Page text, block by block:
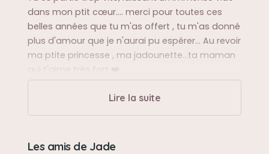
dans mon ptit cœur.... merci pour toutes ces
belles années que tu m'as offert , tu m'as donné
plus d'amour que je n'aurai pu espérer... Au revoir
ma ptite princesse , ma jadounette...ta maman
qui t'aime très fort ❤️
Sa balade préféréeLire la suite
Les amis de Jade